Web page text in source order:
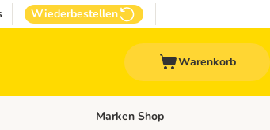
Wiederbestellen
Warenkorb
Andere HaustiereKategorie-Menü öffnen: Diätfutter
Marken Shop